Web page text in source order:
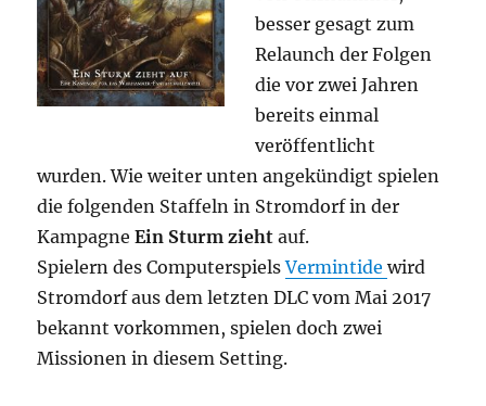
besser gesagt zum
Relaunch der Folgen
die vor zwei Jahren
bereits einmal
veröffentlicht
wurden. Wie weiter unten angekündigt spielen
die folgenden Staffeln in Stromdorf in der
Kampagne Ein Sturm zieht auf.
Spielern des ComputerspielsVermintidewird
Stromdorf aus dem letzten DLC vom Mai 2017
bekannt vorkommen, spielen doch zwei
Missionen in diesem Setting.